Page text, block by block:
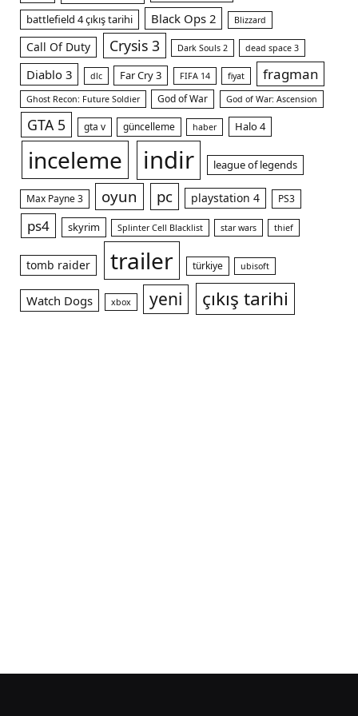
battlefield 4 çıkış tarihi Black Ops 2 Blizzard
Call Of Duty Crysis 3 Dark Souls 2 dead space 3
Diablo 3 dlc Far Cry 3 FIFA 14 fiyat fragman
Ghost Recon: Future Soldier God of War God of War: Ascension
GTA 5 gta v güncelleme haber Halo 4
inceleme indir league of legends
Max Payne 3 oyun pc playstation 4 PS3
ps4 skyrim Splinter Cell Blacklist star wars thief
tomb raider trailer türkiye ubisoft
Watch Dogs xbox yeni çıkış tarihi